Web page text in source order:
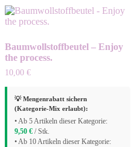
auf.
können
werden
Baumwollstoffbeutel – Enjoy
the process.
10,00 €
💡 Mengenrabatt sichern
(Kategorie-Mix erlaubt):
• Ab 5 Artikeln dieser Kategorie:
9,50 € / Stk.
• Ab 10 Artikeln dieser Kategorie: